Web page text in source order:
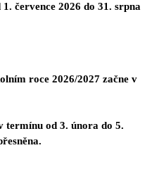
1. července 2026 do 31. srpna
roce 2026/2027 začne v
termínu od 3. února do 5.